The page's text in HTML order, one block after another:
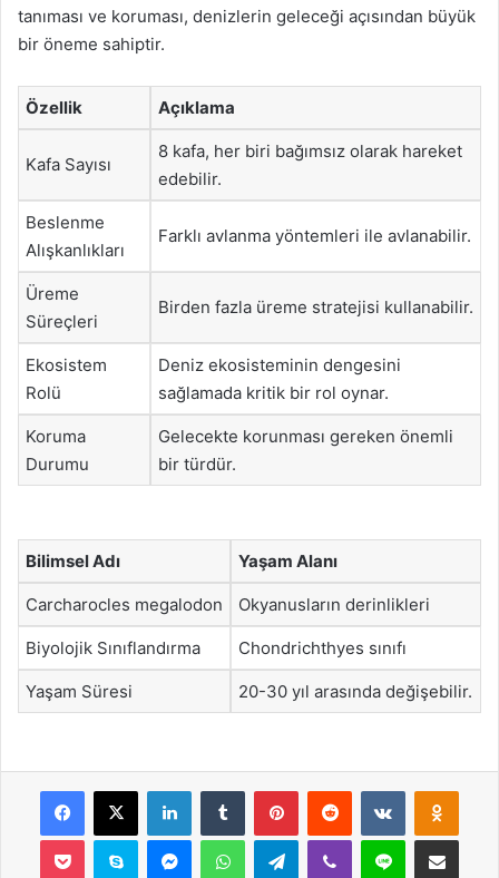
tanıması ve koruması, denizlerin geleceği açısından büyük
bir öneme sahiptir.
Özellik Açıklama
Kafa Sayısı
8 kafa, her biri bağımsız olarak hareket
edebilir.
Beslenme
Alışkanlıkları
Farklı avlanma yöntemleri ile avlanabilir.
Üreme
Süreçleri
Birden fazla üreme stratejisi kullanabilir.
Ekosistem
Rolü
Deniz ekosisteminin dengesini
sağlamada kritik bir rol oynar.
Koruma
Durumu
Gelecekte korunması gereken önemli
bir türdür.
Bilimsel Adı Yaşam Alanı
Carcharocles megalodon Okyanusların derinlikleri
Biyolojik Sınıflandırma Chondrichthyes sınıfı
Yaşam Süresi 20-30 yıl arasında değişebilir.
Facebook
X LinkedInTumblr PinterestReddit VKontakte
Pocket Skype MessengerWhatsAppTelegramViber Line E-Posta ile